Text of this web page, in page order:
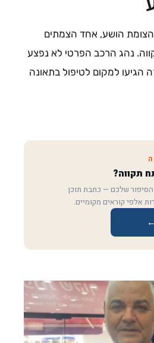
הצומת הושע, אחד הצמתים
נהג הרכב הפרטי לא נפצע
הגיעו למקום לטיפול בתאונה
תקווה?
שלכם — כתבת תוכן
אלפי קוראים מקומיים.